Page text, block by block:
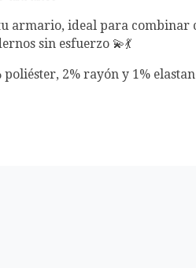
armario, ideal para combinar
sin esfuerzo 💫💃
2% rayón y 1%